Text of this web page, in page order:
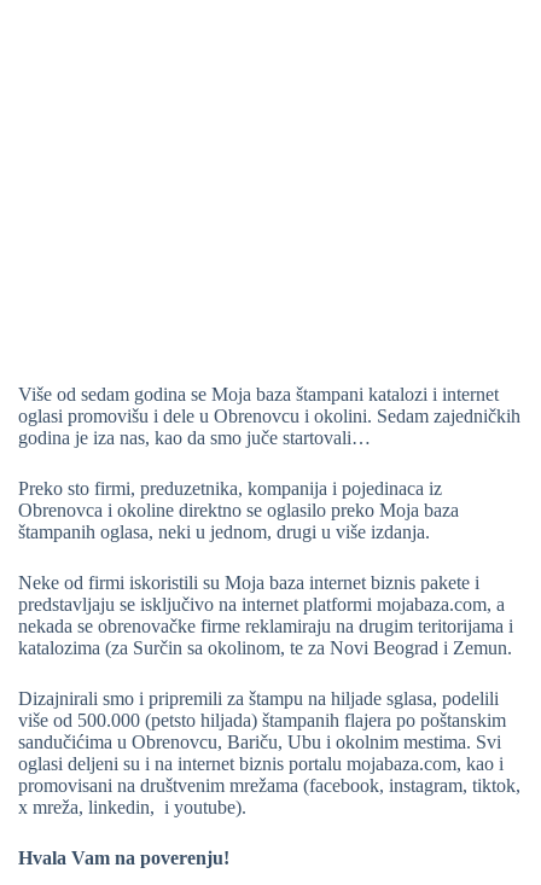
Više od sedam godina se Moja baza štampani katalozi i internet
oglasi promovišu i dele u Obrenovcu i okolini. Sedam zajedničkih
godina je iza nas, kao da smo juče startovali…
Preko sto firmi, preduzetnika, kompanija i pojedinaca iz
Obrenovca i okoline direktno se oglasilo preko Moja baza
štampanih oglasa, neki u jednom, drugi u više izdanja.
Neke od firmi iskoristili su Moja baza internet biznis pakete i
predstavljaju se isključivo na internet platformi mojabaza.com, a
nekada se obrenovačke firme reklamiraju na drugim teritorijama i
katalozima (za Surčin sa okolinom, te za Novi Beograd i Zemun.
Dizajnirali smo i pripremili za štampu na hiljade sglasa, podelili
više od 500.000 (petsto hiljada) štampanih flajera po poštanskim
sandučićima u Obrenovcu, Bariču, Ubu i okolnim mestima. Svi
oglasi deljeni su i na internet biznis portalu mojabaza.com, kao i
promovisani na društvenim mrežama (facebook, instagram, tiktok,
x mreža, linkedin, i youtube).
Hvala Vam na poverenju!